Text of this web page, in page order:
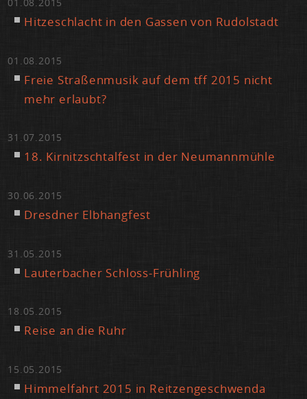
01.08.2015
Hit­ze­schlacht in den Gas­sen von Ru­dol­stadt
01.08.2015
Freie Stra­ßen­mu­sik auf dem tff 2015 nicht
mehr er­laubt?
31.07.2015
18. Kir­nitzsch­tal­fest in der Neu­mann­müh­le
30.06.2015
Dresd­ner Elb­hang­fest
31.05.2015
Lau­ter­ba­cher Schloss-Früh­ling
18.05.2015
Rei­se an die Ruhr
15.05.2015
Him­mel­fahrt 2015 in Reit­zen­ge­schwen­da